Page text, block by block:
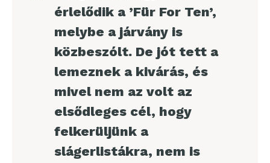
érlelődik a ’Für For Ten’,
melybe a járvány is
közbeszólt. De jót tett a
lemeznek a kivárás, és
mivel nem az volt az
elsődleges cél, hogy
felkerüljünk a
slágerlistákra, nem is